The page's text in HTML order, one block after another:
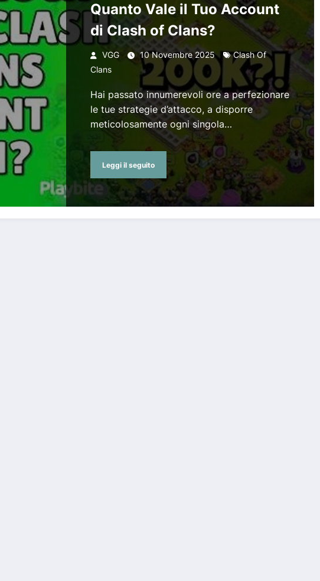
Quanto Vale il Tuo Account
di Clash of Clans?
VGG 10 Novembre 2025
Clash Of
Clans
Hai passato innumerevoli ore a perfezionare
le tue strategie d’attacco, a disporre
meticolosamente ogni singola…
Leggi il seguito